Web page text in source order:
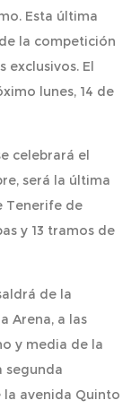
Esta última
la competición
exclusivos. El
lunes, 14 de
celebrará el
será la última
Tenerife de
y 13 tramos de
de la
Arena, a las
y media de la
segunda
avenida Quinto